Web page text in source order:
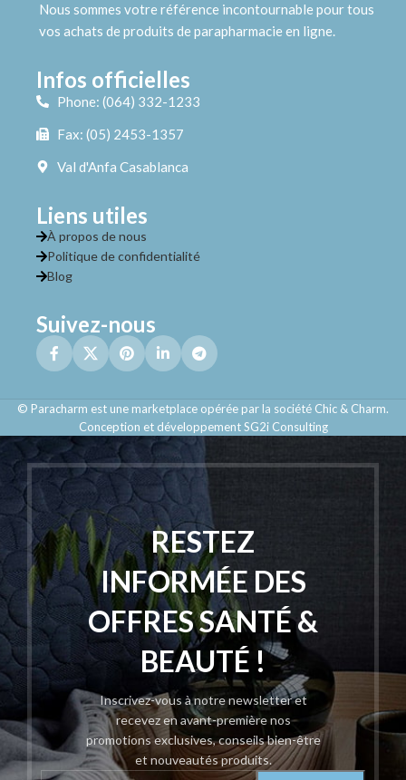
Nous sommes votre référence incontournable pour tous
vos achats de produits de parapharmacie en ligne.
Infos officielles
Phone: (064) 332-1233
Fax: (05) 2453-1357
Val d'Anfa Casablanca
Liens utiles
À propos de nous
Politique de confidentialité
Blog
Suivez-nous
© Paracharm est une marketplace opérée par la société Chic & Charm.
Conception et développement SG2i Consulting
RESTEZ
INFORMÉE DES
OFFRES SANTÉ &
BEAUTÉ !
Inscrivez-vous à notre newsletter et
recevez en avant-première nos
promotions exclusives, conseils bien-être
et nouveautés produits.